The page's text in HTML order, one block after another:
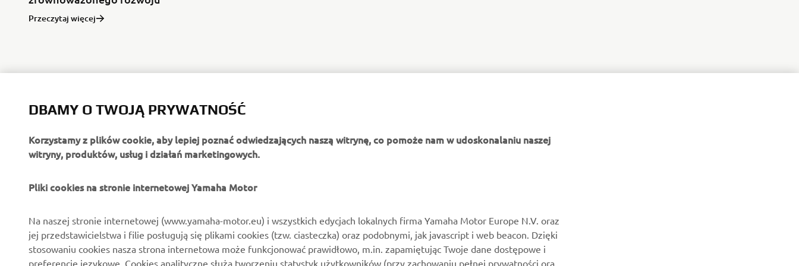
Przeczytaj więcej
O FIRMIE
Wydarzenia
Polska strona prasowa
Broszury
DLA BIZNESU
Golf / Pojazdy
funkcjonalne
Ratownictwo
WIĘCEJ YAMAHA
Yamaha Racing
Yamaha Motor Global
Aplikacje mobilne
WSPARCIE
Kontakt
Mapa dealerów
Zarządzania zużytymi
NEWSLETTER
Przeczytaj naszą Politykę prywatności, aby dowiedzieć się, jak
przetwarzamy Twoje dane osobowe:
DBAMY O TWOJĄ PRYWATNOŚĆ
Korzystamy z plików cookie, aby lepiej poznać odwiedzających naszą witrynę, co pomoże nam w udoskonalaniu naszej
witryny, produktów, usług i działań marketingowych.
Pliki cookies na stronie internetowej Yamaha Motor
Na naszej stronie internetowej (www.yamaha-motor.eu) i wszystkich edycjach lokalnych firma Yamaha Motor Europe N.V. oraz
jej przedstawicielstwa i filie posługują się plikami cookies (tzw. ciasteczka) oraz podobnymi, jak javascript i web beacon. Dzięki
preferencje językowe. Cookies analityczne służą tworzeniu statystyk użytkowników (przy zachowaniu pełnej prywatności oraz
zgodności z przepisami o ochronie danych osobowych) pod kątem rozpoznania nawyków korzystania ze strony internetowej
oraz jej ewentualnych modyfikacji, a także ulepszania produktów, usług i akcji marketingowych.
Potwierdzając swoją zgodę kliknięciem w przycisk poniżej, akceptujesz cookies śledzenia reklamowego (tracking/advertisement